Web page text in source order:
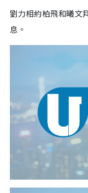
劉力相約柏飛和曦文
息。